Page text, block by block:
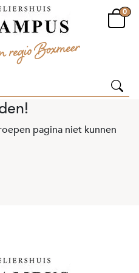
0
pagina niet kunnen